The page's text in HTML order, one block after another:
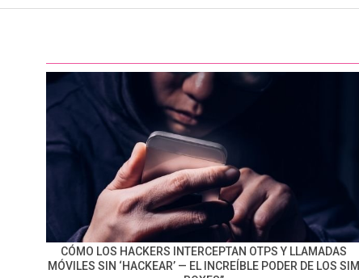
CÓMO LOS HACKERS INTERCEPTAN OTPS Y LLAMADAS
MÓVILES SIN ‘HACKEAR’ — EL INCREÍBLE PODER DE LOS SIM